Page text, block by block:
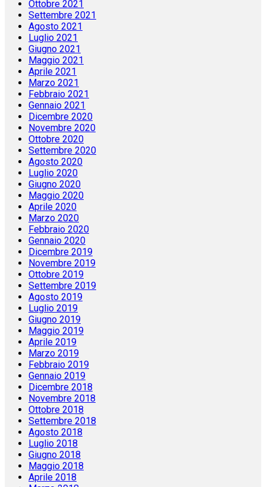
Ottobre 2021
Settembre 2021
Agosto 2021
Luglio 2021
Giugno 2021
Maggio 2021
Aprile 2021
Marzo 2021
Febbraio 2021
Gennaio 2021
Dicembre 2020
Novembre 2020
Ottobre 2020
Settembre 2020
Agosto 2020
Luglio 2020
Giugno 2020
Maggio 2020
Aprile 2020
Marzo 2020
Febbraio 2020
Gennaio 2020
Dicembre 2019
Novembre 2019
Ottobre 2019
Settembre 2019
Agosto 2019
Luglio 2019
Giugno 2019
Maggio 2019
Aprile 2019
Marzo 2019
Febbraio 2019
Gennaio 2019
Dicembre 2018
Novembre 2018
Ottobre 2018
Settembre 2018
Agosto 2018
Luglio 2018
Giugno 2018
Maggio 2018
Aprile 2018